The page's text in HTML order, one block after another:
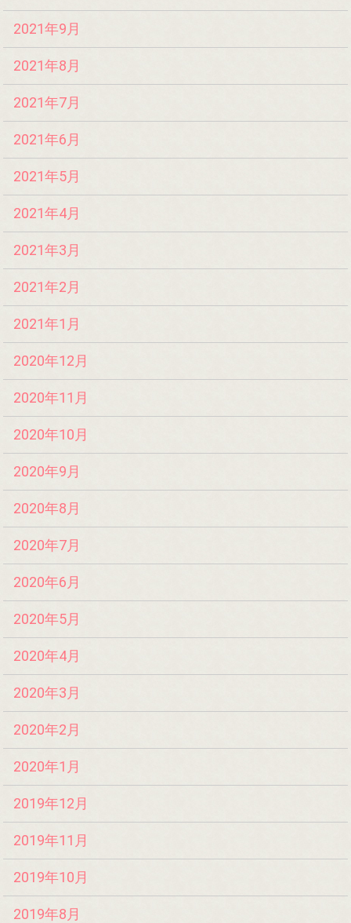
2021年9月
2021年8月
2021年7月
2021年6月
2021年5月
2021年4月
2021年3月
2021年2月
2021年1月
2020年12月
2020年11月
2020年10月
2020年9月
2020年8月
2020年7月
2020年6月
2020年5月
2020年4月
2020年3月
2020年2月
2020年1月
2019年12月
2019年11月
2019年10月
2019年8月